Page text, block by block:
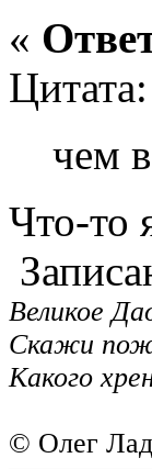
«
чем
Что-то
Великое
Скажи
Какого
© Олег